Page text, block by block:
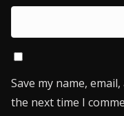
Save my name,
the next time I